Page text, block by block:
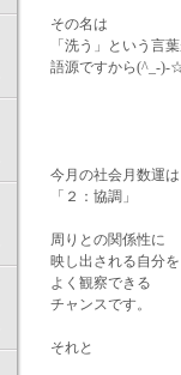
その名は
「洗う」という言
語源ですから(^_-)-
今月の社会月数運は
「２：協調」
周りとの関係性に
映し出される自分を
よく観察できる
チャンスです。
それと